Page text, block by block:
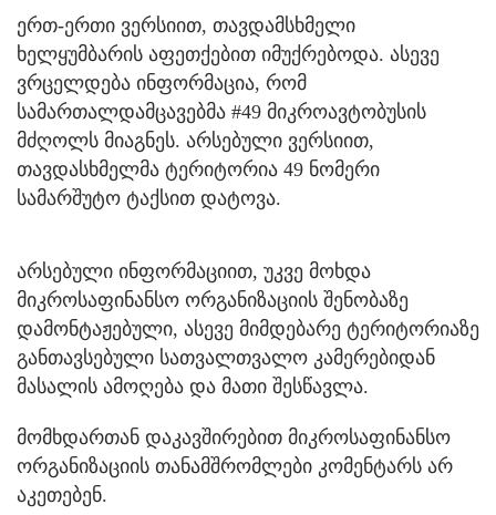
ერთ-ერთი ვერსიით, თავდამსხმელი
ხელყუმბარის აფეთქებით იმუქრებოდა. ასევე
ვრცელდება ინფორმაცია, რომ
სამართალდამცავებმა #49 მიკროავტობუსის
მძღოლს მიაგნეს. არსებული ვერსიით,
თავდასხმელმა ტერიტორია 49 ნომერი
სამარშუტო ტაქსით დატოვა.
არსებული ინფორმაციით, უკვე მოხდა
მიკროსაფინანსო ორგანიზაციის შენობაზე
დამონტაჟებული, ასევე მიმდებარე ტერიტორიაზე
განთავსებული სათვალთვალო კამერებიდან
მასალის ამოღება და მათი შესწავლა.
მომხდართან დაკავშირებით მიკროსაფინანსო
ორგანიზაციის თანამშრომლები კომენტარს არ
აკეთებენ.